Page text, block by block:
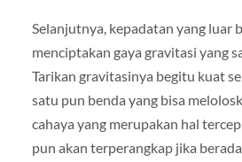
Selanjutnya, kepadatan yang luar
menciptakan gaya gravitasi yang
Tarikan gravitasinya begitu kuat
satu pun benda yang bisa
cahaya yang merupakan hal
pun akan terperangkap jika